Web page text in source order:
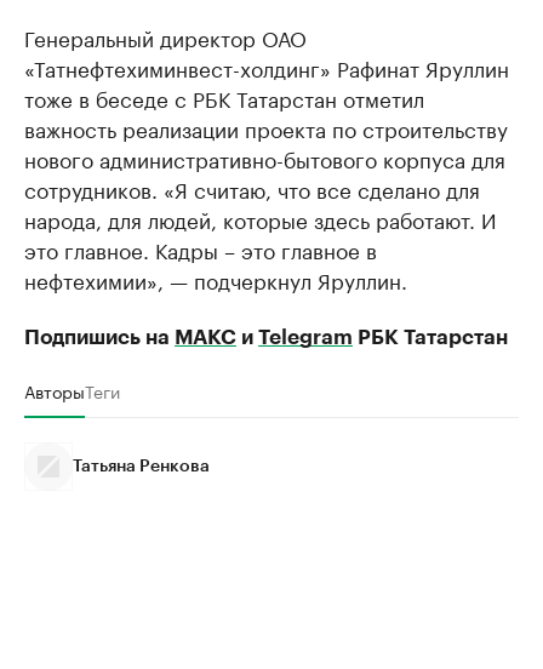
Генеральный директор ОАО
«Татнефтехиминвест-холдинг» Рафинат Яруллин
тоже в беседе с РБК Татарстан отметил
важность реализации проекта по строительству
нового административно-бытового корпуса для
сотрудников. «Я считаю, что все сделано для
народа, для людей, которые здесь работают. И
это главное. Кадры – это главное в
нефтехимии», — подчеркнул Яруллин.
Подпишись на МАКС и Telegram РБК Татарстан
АвторыТеги
Татьяна Ренкова